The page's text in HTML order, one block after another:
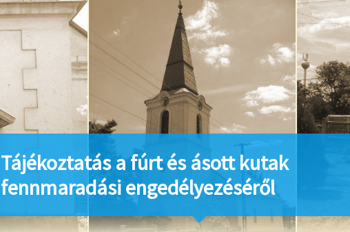
Tájékoztatás a fúrt és ásott kutak
fennmaradási engedélyezéséről